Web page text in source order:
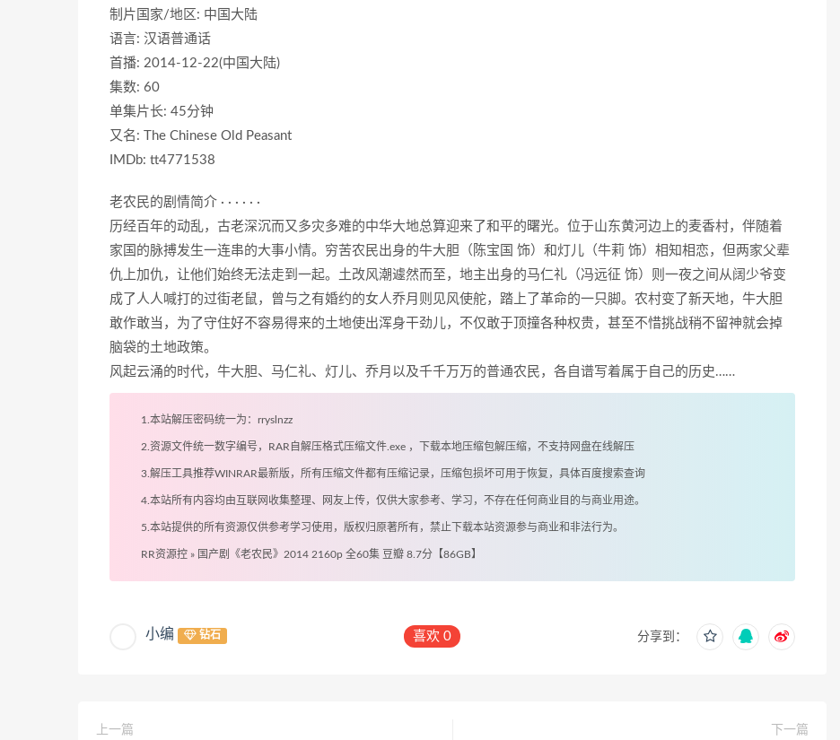
制片国家/地区: 中国大陆
语言: 汉语普通话
首播: 2014-12-22(中国大陆)
集数: 60
单集片长: 45分钟
又名: The Chinese Old Peasant
IMDb: tt4771538
老农民的剧情简介 · · · · · ·
历经百年的动乱，古老深沉而又多灾多难的中华大地总算迎来了和平的曙光。位于山东黄河边上的麦香村，伴随着
家国的脉搏发生一连串的大事小情。穷苦农民出身的牛大胆（陈宝国 饰）和灯儿（牛莉 饰）相知相恋，但两家父辈
仇上加仇，让他们始终无法走到一起。土改风潮遽然而至，地主出身的马仁礼（冯远征 饰）则一夜之间从阔少爷变
成了人人喊打的过街老鼠，曾与之有婚约的女人乔月则见风使舵，踏上了革命的一只脚。农村变了新天地，牛大胆
敢作敢当，为了守住好不容易得来的土地使出浑身干劲儿，不仅敢于顶撞各种权贵，甚至不惜挑战稍不留神就会掉
脑袋的土地政策。
风起云涌的时代，牛大胆、马仁礼、灯儿、乔月以及千千万万的普通农民，各自谱写着属于自己的历史……
1.本站解压密码统一为：rryslnzz
2.资源文件统一数字编号，RAR自解压格式压缩文件.exe ，下载本地压缩包解压缩，不支持网盘在线解压
3.解压工具推荐WINRAR最新版，所有压缩文件都有压缩记录，压缩包损坏可用于恢复，具体百度搜索查询
4.本站所有内容均由互联网收集整理、网友上传，仅供大家参考、学习，不存在任何商业目的与商业用途。
5.本站提供的所有资源仅供参考学习使用，版权归原著所有，禁止下载本站资源参与商业和非法行为。
RR资源控 » 国产剧《老农民》2014 2160p 全60集 豆瓣 8.7分【86GB】
小编 钻石 喜欢0 分享到：
上一篇
下一篇